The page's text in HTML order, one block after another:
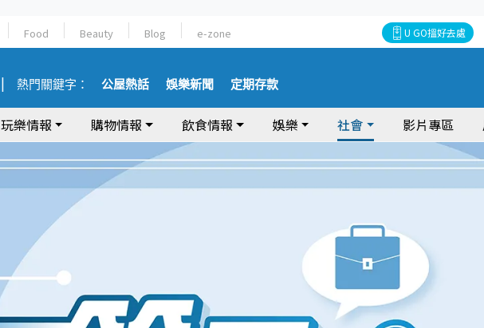
Food Beauty Blog e-zone U GO搵好去處
熱門關鍵字： 公屋熱話 娛樂新聞 定期存款
玩樂情報 購物情報 飲食情報 娛樂 社會 影片專區